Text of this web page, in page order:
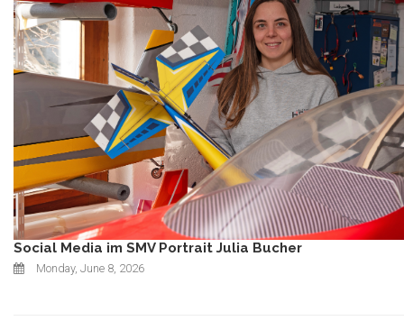
Social Media im SMV Portrait Julia Bucher
Monday, June 8, 2026